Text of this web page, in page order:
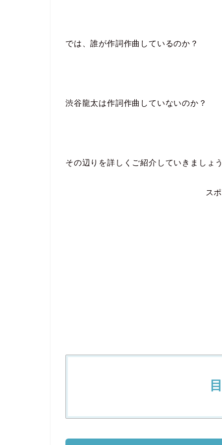
では、誰が作詞作曲しているのか？
渋谷龍太は作詞作曲していないのか？
その辺りを詳しくご紹介していきましょう
ス